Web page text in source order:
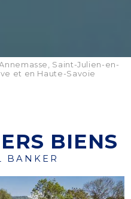
Saint-Julien-en-
et en Haute-Savoie
BIENS
BANKER